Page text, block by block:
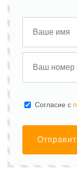
Cогласие с